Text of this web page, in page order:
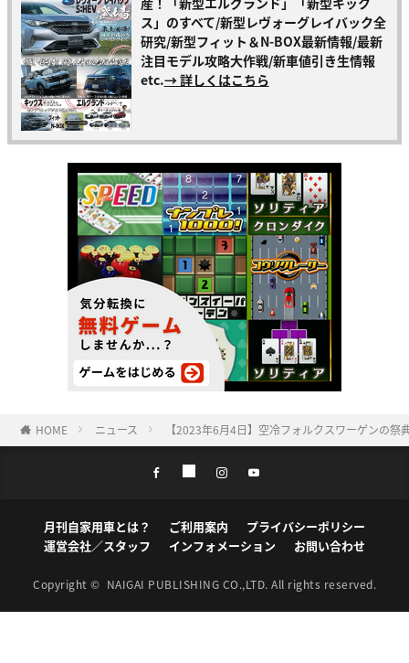
ス」のすべて/新型レヴォーグレイバック全
研究/新型フィット＆N-BOX最新情報/最新
注目モデル攻略大作戦/新車値引き生情報
etc.→ 詳しくはこちら
HOME ニュース 【2023年6月4日】空冷フォルクスワーゲンの
月刊自家用車とは？ ご利用案内
プライバシーポリシー
運営会社／スタッフ
インフォメーション お問い合わせ
Copyright © NAIGAI PUBLISHING CO.,LTD. All rights reserved.